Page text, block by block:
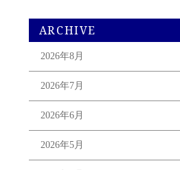
ARCHIVE
2026年8月
2026年7月
2026年6月
2026年5月